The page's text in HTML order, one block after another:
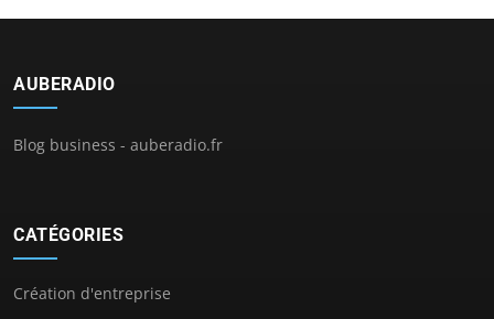
AUBERADIO
Blog business - auberadio.fr
CATÉGORIES
Création d'entreprise